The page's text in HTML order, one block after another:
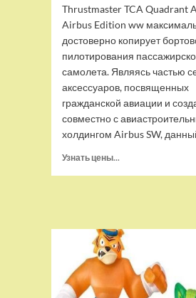
Thrustmaster TCA Quadrant
Airbus Edition ww
достоверно копирует
пилотирования
самолета. Являясь частью
аксессуаров, посвященных
гражданской авиации и
совместно с
холдингом Airbus SW,
Узнать цены...
TCA
Quadrant
Add-
on
Airbus